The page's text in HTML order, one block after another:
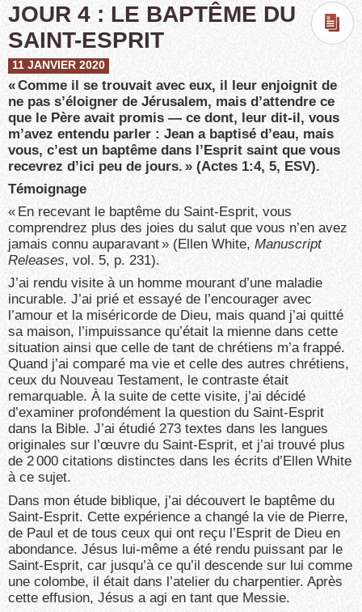
JOUR 4 : LE BAPTÊME DU
SAINT-ESPRIT
11 JANVIER 2020
« Comme il se trouvait avec eux, il leur enjoignit de
ne pas s’éloigner de Jérusalem, mais d’attendre ce
que le Père avait promis — ce dont, leur dit-il, vous
m’avez entendu parler : Jean a baptisé d’eau, mais
vous, c’est un baptême dans l’Esprit saint que vous
recevrez d’ici peu de jours. » (Actes 1:4, 5, ESV).
Témoignage
« En recevant le baptême du Saint-Esprit, vous
comprendrez plus des joies du salut que vous n’en avez
jamais connu auparavant » (Ellen White, Manuscript
Releases, vol. 5, p. 231).
J’ai rendu visite à un homme mourant d’une maladie
incurable. J’ai prié et essayé de l’encourager avec
l’amour et la miséricorde de Dieu, mais quand j’ai quitté
sa maison, l’impuissance qu’était la mienne dans cette
situation ainsi que celle de tant de chrétiens m’a frappé.
Quand j’ai comparé ma vie et celle des autres chrétiens,
ceux du Nouveau Testament, le contraste était
remarquable. À la suite de cette visite, j’ai décidé
d’examiner profondément la question du Saint-Esprit
dans la Bible. J’ai étudié 273 textes dans les langues
originales sur l’œuvre du Saint-Esprit, et j’ai trouvé plus
de 2 000 citations distinctes dans les écrits d’Ellen White
à ce sujet.
Dans mon étude biblique, j’ai découvert le baptême du
Saint-Esprit. Cette expérience a changé la vie de Pierre,
de Paul et de tous ceux qui ont reçu l’Esprit de Dieu en
abondance. Jésus lui-même a été rendu puissant par le
Saint-Esprit, car jusqu’à ce qu’il descende sur lui comme
une colombe, il était dans l’atelier du charpentier. Après
cette effusion, Jésus a agi en tant que Messie.